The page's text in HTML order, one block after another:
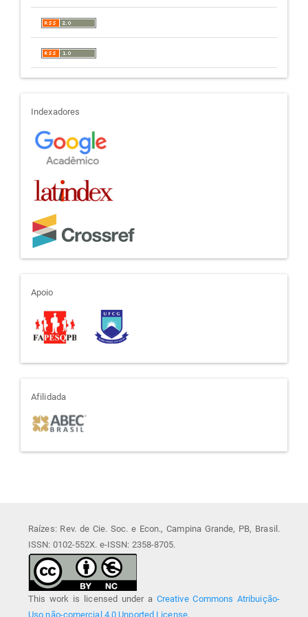
indexadores
Indexadores
apoio
Apoio
afiliada
Afilidada
Raízes: Rev. de Cie. Soc. e Econ., Campina Grande, PB, Brasil.
ISSN: 0102-552X. e-ISSN: 2358-8705.
This work is licensed under a Creative Commons Atribuição-
Uso não-comercial 4.0 Unported License.